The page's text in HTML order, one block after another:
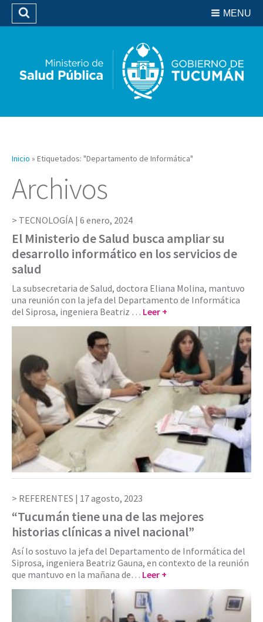
Biblioteca
MENU
Buscar
Inicio » Etiquetados: "Departamento de Informática"
Archivos
TECNOLOGÍA | 6 enero, 2024
El Ministerio de Salud busca ampliar su
desarrollo informático en los servicios de
salud
La subsecretaria de Salud, doctora Eliana Molina, mantuvo
una reunión con la jefa del Departamento de Informática
del Siprosa, ingeniera Beatriz … Leer +
REFERENTES | 17 agosto, 2023
“Tucumán tiene una de las mejores
historias clínicas a nivel nacional”
Así lo sostuvo la jefa del Departamento de Informática del
Siprosa, ingeniera Beatriz Gauna, en contexto de la reunión
que mantuvo en la mañana de… Leer +